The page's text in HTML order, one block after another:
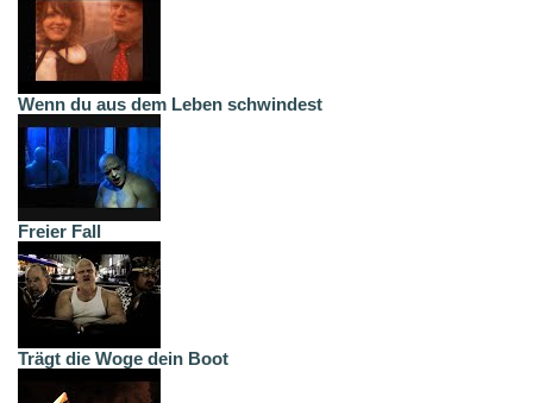
Wenn du aus dem Leben schwindest
Freier Fall
Trägt die Woge dein Boot